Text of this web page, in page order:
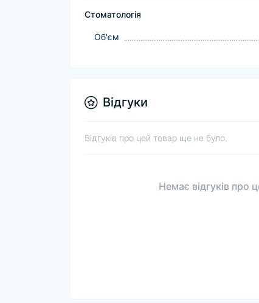
Стоматологія
Об'єм
Відгуки
Відгуків про цей товар ще не було.
Немає відгуків про